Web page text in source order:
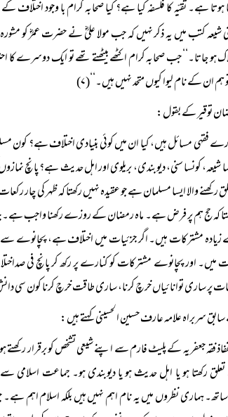
ہوتا ہے۔ تقیّہ کا فلسفہ کیا ہے؟ کیا صحابہ کرام با وجود
شیعہ کتب میں یہ ذکر نہیں کہ جب مولا علیؓ نے حضرت عمرؓ کو
ہو جاتا۔‘‘ جب صحابہ کرام اکٹھے بیٹھتے تھے تو ایک
ان کے نام لیوا کیوں متحد نہیں ہیں۔‘‘(۷)
توقیر کے بقول:
فقہی مسائل ہیں، کیا ان میں کوئی بنیادی اختلاف ہے؟ کون
شیعہ، کونسا سنی، دیوبندی، بریلوی اور اہل حدیث ہے؟ پانچ
والا ایسا مسلمان ہے جو عقیدہ نہیں رکھتا کہ ظہر کی چار
کہ حج ہم پر فرض ہے۔ ماہ رمضان کے روزے رکھنا واجب
مشترکات ہیں۔ اگر جزئیات میں اختلاف ہے، پچانوے سے
میں۔ اور پچانوے مشترکات کو کنارے پر رکھ کر پانچ فی
پر ساری توانائیاں خرچ کرنا، ساری طاقت خرچ کرنا کون سی
سربراہ علامہ عارف حسین الحسینی کہتے ہیں:
فقہ جعفریہ کے پلیٹ فارم سے اپنے شیعی تشخص کو برقرار
رکھتا ہو یا اہل حدیث ہو یا دیوبندی ہو۔ جماعت اسلامی
ہماری نظروں میں یہ نام اہم نہیں ہیں بلکہ اسلام اہم